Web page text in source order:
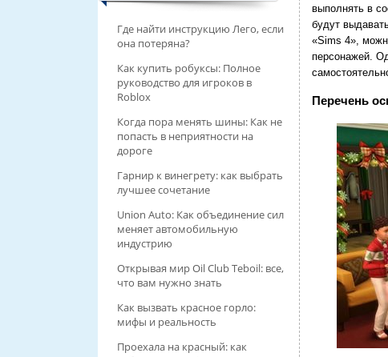
выполнять в
будут
«Sims 4»,
персонажей.
Перечень
Где найти инструкцию Лего, если
она потеряна?
Как купить робуксы: Полное
руководство для игроков в
Roblox
Когда пора менять шины: Как не
попасть в неприятности на
дороге
Гарнир к винегрету: как выбрать
лучшее сочетание
Union Auto: Как объединение сил
меняет автомобильную
индустрию
Открывая мир Oil Club Teboil: все,
что вам нужно знать
Как вызвать красное горло:
мифы и реальность
Проехала на красный: как